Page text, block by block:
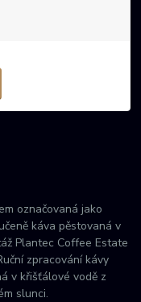
označovaná jako
káva pěstovaná v
Plantec Coffee Estate
zpracování kávy
v křišťálové vodě z
slunci.